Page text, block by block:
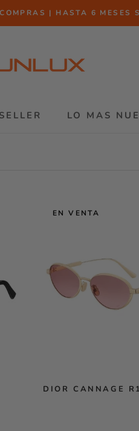
| HASTA 6 MESES
LO MAS
EN VENTA
DIOR CANNAGE